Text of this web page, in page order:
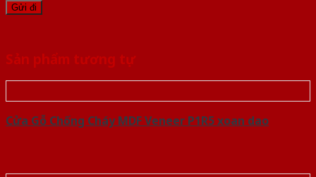
Sản phẩm tương tự
Cửa Gỗ Chống Cháy MDF Veneer P1R5 xoan dao